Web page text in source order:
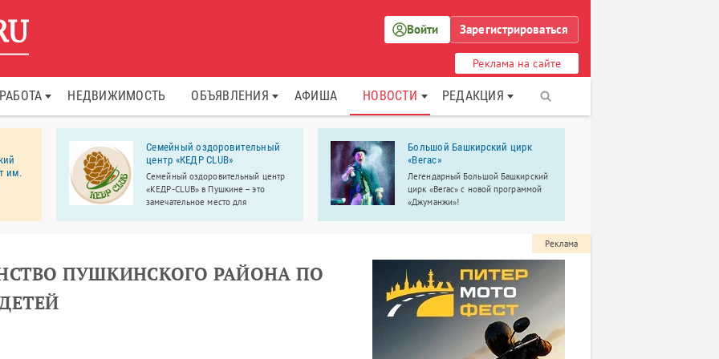
Войти Зарегистрироваться
Реклама на сайте
РАБОТА НЕДВИЖИМОСТЬ ОБЪЯВЛЕНИЯ АФИША НОВОСТИ РЕДАКЦИЯ
им.
Семейный оздоровительный
центр «КЕДР CLUB»
Семейный оздоровительный центр
«КЕДР-CLUB» в Пушкине – это
замечательное место для
Большой Башкирский цирк
«Вегас»
Легендарный Большой Башкирский
цирк «Вегас» с новой программой
«Джуманжи»!
ПУШКИНСКОГО РАЙОНА ПО
Реклама